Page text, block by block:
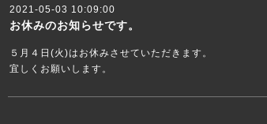
2021-05-03 10:09:00
お休みのお知らせです。
５月４日(火)はお休みさせていただきます。
宜しくお願いします。